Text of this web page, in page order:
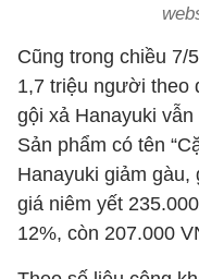
Cũng trong chiều 7/
1,7 triệu người theo
gội xả Hanayuki
Sản phẩm có tên
Hanayuki giảm gàu,
giá niêm yết
12%, còn 207.000